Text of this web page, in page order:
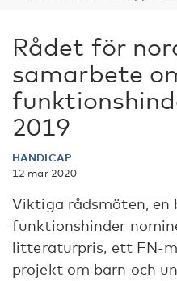
Rådet för
samarbete
2019
HANDICAP
12 mar 2020
Viktiga rådsmöten, en
funktionshinder
litteraturpris, ett FN-
projekt om barn och